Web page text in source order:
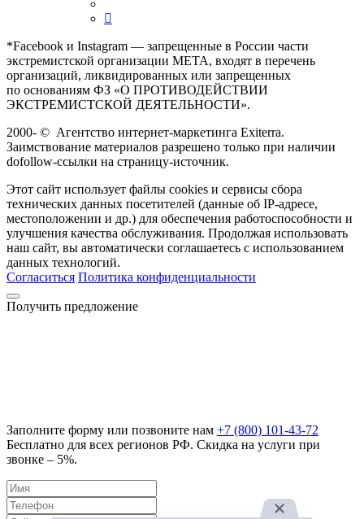
*Facebook и Instagram — запрещенные в России части
экстремистской организации META, входят в перечень
организаций, ликвидированных или запрещенных
по основаниям ФЗ «О ПРОТИВОДЕЙСТВИИ
ЭКСТРЕМИСТСКОЙ ДЕЯТЕЛЬНОСТИ».
2000- © Агентство интернет-маркетинга Exiterra.
Заимствование материалов разрешено только при наличии
dofollow-ссылки на страницу-источник.
Этот сайт использует файлы cookies и сервисы сбора
технических данных посетителей (данные об IP-адресе,
местоположении и др.) для обеспечения работоспособности и
улучшения качества обслуживания. Продолжая использовать
наш сайт, вы автоматически соглашаетесь с использованием
данных технологий.
Согласиться Политика конфиденциальности
Получить предложение
Заполните форму или позвоните нам +7 (800) 101-43-72
Бесплатно для всех регионов РФ. Скидка на услуги при
звонке – 5%.